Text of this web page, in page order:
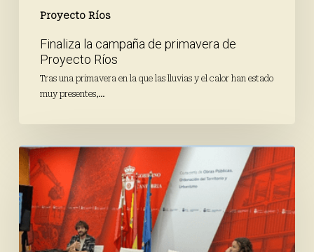
Proyecto Ríos
Finaliza la campaña de primavera de
Proyecto Ríos
Tras una primavera en la que las lluvias y el calor han estado
muy presentes,…
Avanza
el
proceso
participativo
a
través
de